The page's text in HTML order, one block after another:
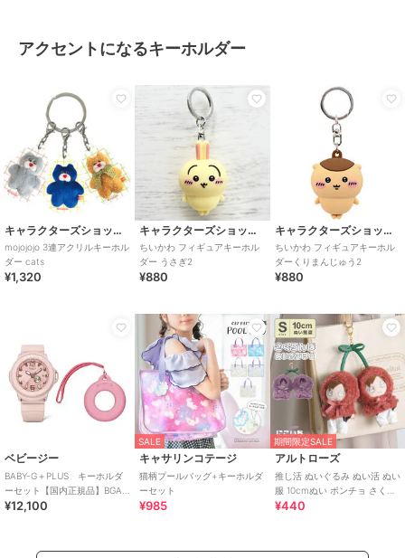
アクセントになるキーホルダー
キャラクターズショップ ラフラフ
mojojojo 3連アクリルキーホル
ダー cats
¥1,320
キャラクターズショップ ラフラフ
ちいかわ フィギュアキーホル
ダー うさぎ2
¥880
キャラクターズショップ ラフラフ
ちいかわ フィギュアキーホル
ダーくりまんじゅう2
¥880
ベビージー
BABY-G＋PLUS キーホルダ
ーセット【国内正規品】BGA-
15K-4AJR
¥12,100
SALE
キャサリンコテージ
猫柄プールバッグ+キーホルダ
ーセット
¥985
期間限定SALE
アルトローズ
推し活 ぬいぐるみ ぬい活 ぬい
服 10cmぬい ポンチョ さくら
んぼ チェリー キーホルダー
¥440